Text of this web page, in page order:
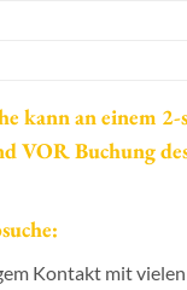
kann an einem
VOR Buchung
Kontakt mit